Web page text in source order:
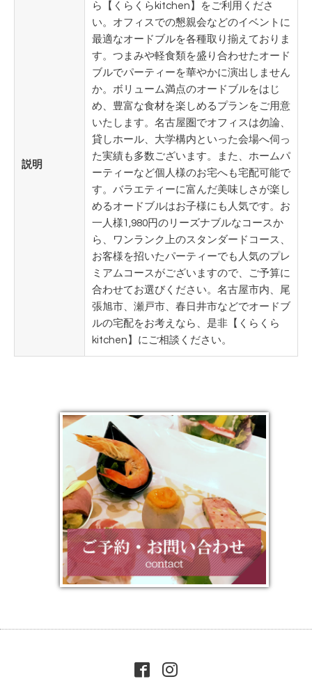
説明
ら【くらくらkitchen】をご利用くださ
い。オフィスでの懇親会などのイベントに
最適なオードブルを各種取り揃えておりま
す。つまみや軽食類を盛り合わせたオード
ブルでパーティーを華やかに演出しません
か。ボリューム満点のオードブルをはじ
め、豊富な食材を楽しめるプランをご用意
いたします。名古屋圏でオフィスは勿論、
貸しホール、大学構内といった会場へ伺っ
た実績も多数ございます。また、ホームパ
ーティーなど個人様のお宅へも宅配可能で
す。バラエティーに富んだ美味しさが楽し
めるオードブルはお子様にも人気です。お
一人様1,980円のリーズナブルなコースか
ら、ワンランク上のスタンダードコース、
お客様を招いたパーティーでも人気のプレ
ミアムコースがございますので、ご予算に
合わせてお選びください。名古屋市内、尾
張旭市、瀬戸市、春日井市などでオードブ
ルの宅配をお考えなら、是非【くらくら
kitchen】にご相談ください。